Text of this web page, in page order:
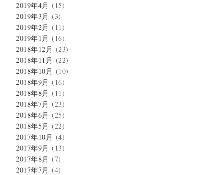
2019年4月 (15)
2019年3月 (3)
2019年2月 (11)
2019年1月 (16)
2018年12月 (23)
2018年11月 (22)
2018年10月 (10)
2018年9月 (16)
2018年8月 (11)
2018年7月 (23)
2018年6月 (25)
2018年5月 (22)
2017年10月 (4)
2017年9月 (13)
2017年8月 (7)
2017年7月 (4)